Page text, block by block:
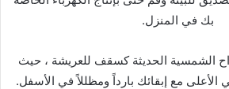
بك في المنزل.
الشمسية الحديثة كسقف للعريشة ، حيث
مع إبقائك بارداً ومظللاً في الأسفل.